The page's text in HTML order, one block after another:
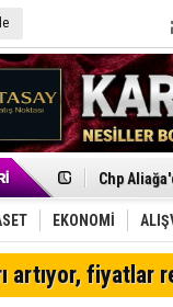
Menemen
Aliağa'da
Furkan
AK Parti
SOCAR
Trafiği
Alto,
Chp
EKONOMİ
artıyor, fiyatlar